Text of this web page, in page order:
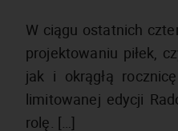
W ciągu ostatnich
projektowaniu piłek,
jak i okrągłą
limitowanej edycji
rolę. […]